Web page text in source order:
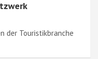
der Touristikbranche